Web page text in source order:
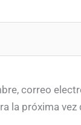
correo
la próxima vez